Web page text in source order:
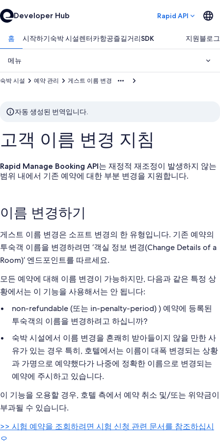
Developer Hub Rapid API
홈 시작하기숙박 시설렌터카항공즐길거리SDK 지원블로그
메뉴
게스트 이름 변경
예약 관리
숙박 시설
자동 생성된 번역입니다.
고객 이름 변경 지침
Rapid Manage Booking API는 재정적 재조정이 발생하지 않는
범위 내에서 기존 예약에 대한 부분 변경을 지원합니다.
이름 변경하기
게스트 이름 변경은 소프트 변경의 한 유형입니다. 기존 예약의
투숙객 이름을 변경하려면 ‘객실 정보 변경(Change Details of a
Room)’ 엔드포인트를 따르세요.
모든 예약에 대해 이름 변경이 가능하지만, 다음과 같은 특정 상
황에서는 이 기능을 사용해서는 안 됩니다:
non-refundable (또는 in-penalty-period) ) 예약에 등록된
투숙객의 이름을 변경하려고 하십니까?
숙박 시설에서 이름 변경을 흔쾌히 받아들이지 않을 만한 사
유가 있는 경우 특히, 호텔에서는 이름이 대폭 변경되는 상황
과 가명으로 예약했다가 나중에 정확한 이름으로 변경되는
예약에 주시하고 있습니다.
이 기능을 오용할 경우, 호텔 측에서 예약 취소 및/또는 위약금이
부과될 수 있습니다.
>> 시험 예약을 조회하려면 시험 신청 관련 문서를 참조하십시